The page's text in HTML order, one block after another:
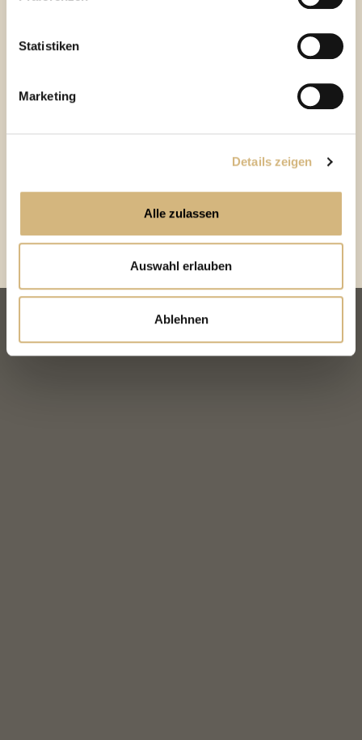
Statistiken
Marketing
Details zeigen
Alle zulassen
Auswahl erlauben
Ablehnen
Inhaltsstoffe
Hyaluronsäure